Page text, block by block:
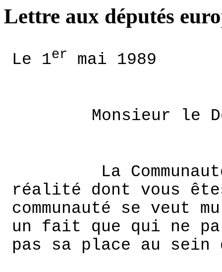
Lettre aux députés
Le 1er mai 1989
Monsieur le
La
réalité dont vous
communauté se
un fait que qui ne
pas sa place au sein